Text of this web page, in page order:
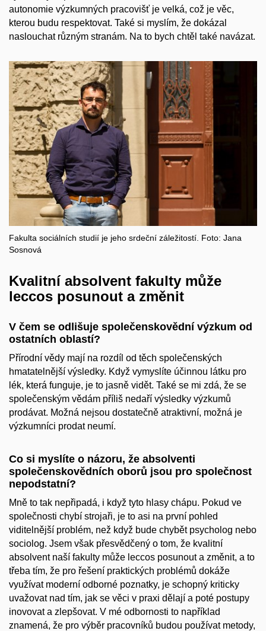
autonomie výzkumných pracovišť je velká, což je věc,
kterou budu respektovat. Také si myslím, že dokázal
naslouchat různým stranám. Na to bych chtěl také navázat.
Fakulta sociálních studií je jeho srdeční záležitostí. Foto: Jana
Sosnová
Kvalitní absolvent fakulty může
leccos posunout a změnit
V čem se odlišuje společenskovědní výzkum od
ostatních oblastí?
Přírodní vědy mají na rozdíl od těch společenských
hmatatelnější výsledky. Když vymyslíte účinnou látku pro
lék, která funguje, je to jasně vidět. Také se mi zdá, že se
společenským vědám příliš nedaří výsledky výzkumů
prodávat. Možná nejsou dostatečně atraktivní, možná je
výzkumníci prodat neumí.
Co si myslíte o názoru, že absolventi
společenskovědních oborů jsou pro společnost
nepodstatní?
Mně to tak nepřipadá, i když tyto hlasy chápu. Pokud ve
společnosti chybí strojaři, je to asi na první pohled
viditelnější problém, než když bude chybět psycholog nebo
sociolog. Jsem však přesvědčený o tom, že kvalitní
absolvent naší fakulty může leccos posunout a změnit, a to
třeba tím, že pro řešení praktických problémů dokáže
využívat moderní odborné poznatky, je schopný kriticky
uvažovat nad tím, jak se věci v praxi dělají a poté postupy
inovovat a zlepšovat. V mé odbornosti to například
znamená, že pro výběr pracovníků budou používat metody,